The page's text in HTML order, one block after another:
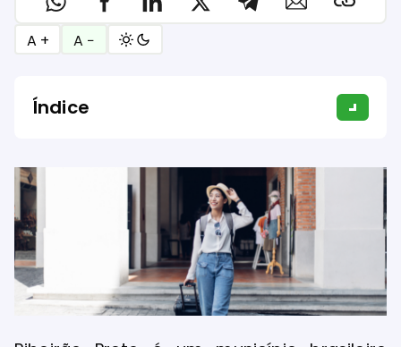
A + A −
Índice